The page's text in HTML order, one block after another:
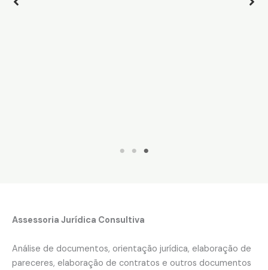
Assessoria Jurídica Consultiva
Análise de documentos, orientação jurídica, elaboração de
pareceres, elaboração de contratos e outros documentos